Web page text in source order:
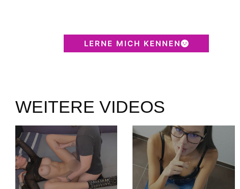
LERNE MICH KENNEN
WEITERE VIDEOS